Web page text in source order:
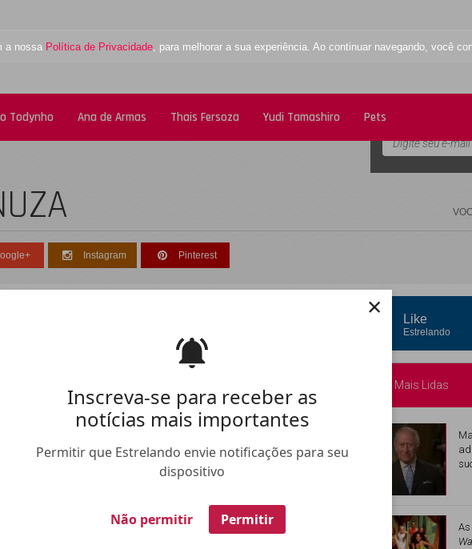
Inscreva-se para receber as
notícias mais importantes
Permitir que Estrelando envie notificações para seu
dispositivo
Não permitir Permitir
×
a nossa Política de Privacidade, para melhorar a sua experiência. Ao continuar navegando, você
Todynho Ana de Armas Thais Fersoza Yudi Tamashiro PetsNewsletter
Instagram Pinterest
Like
Estrelando
Mais Lidas
As